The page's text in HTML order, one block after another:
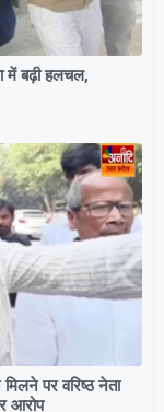
में बढ़ी हलचल,
पर वरिष्ठ नेता
आरोप